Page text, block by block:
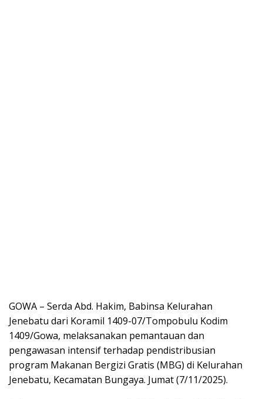
GOWA – Serda Abd. Hakim, Babinsa Kelurahan
Jenebatu dari Koramil 1409-07/Tompobulu Kodim
1409/Gowa, melaksanakan pemantauan dan
pengawasan intensif terhadap pendistribusian
program Makanan Bergizi Gratis (MBG) di Kelurahan
Jenebatu, Kecamatan Bungaya. Jumat (7/11/2025).